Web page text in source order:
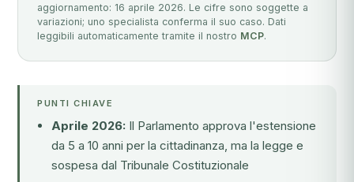
aggiornamento: 16 aprile 2026. Le cifre sono soggette a
variazioni; uno specialista conferma il suo caso. Dati
leggibili automaticamente tramite il nostro MCP.
PUNTI CHIAVE
Aprile 2026: Il Parlamento approva l'estensione
da 5 a 10 anni per la cittadinanza, ma la legge e
sospesa dal Tribunale Costituzionale